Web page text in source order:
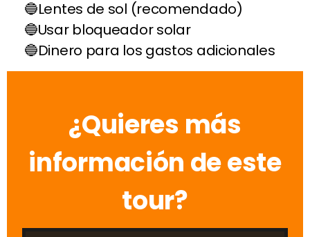
Lentes de sol (recomendado)
Usar bloqueador solar
Dinero para los gastos adicionales
¿Quieres más
información de este
tour?